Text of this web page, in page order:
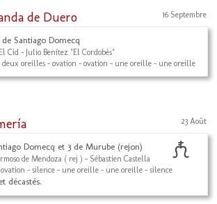
de Duero 16 Septembre
Santiago Domecq
Cid - Julio Benítez "El Cordobés"
deux oreilles - ovation - ovation - une oreille - une oreille
23 Août
Domecq et 3 de Murube (rejon)
de Mendoza ( rej ) - Sébastien Castella
- silence - une oreille - une oreille - silence
décastés.